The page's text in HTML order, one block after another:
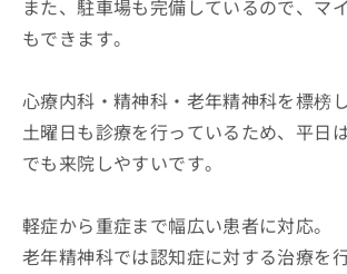
また、駐車場も完備しているので、マ
もできます。
心療内科・精神科・老年精神科を標榜
土曜日も診療を行っているため、平日
でも来院しやすいです。
軽症から重症まで幅広い患者に対応。
老年精神科では認知症に対する治療を行